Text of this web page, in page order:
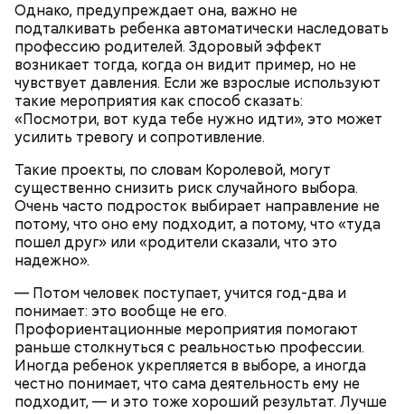
Однако, предупреждает она, важно не
подталкивать ребенка автоматически наследовать
профессию родителей. Здоровый эффект
возникает тогда, когда он видит пример, но не
чувствует давления. Если же взрослые используют
такие мероприятия как способ сказать:
«Посмотри, вот куда тебе нужно идти», это может
усилить тревогу и сопротивление.
Такие проекты, по словам Королевой, могут
существенно снизить риск случайного выбора.
Очень часто подросток выбирает направление не
потому, что оно ему подходит, а потому, что «туда
пошел друг» или «родители сказали, что это
надежно».
— Потом человек поступает, учится год-два и
понимает: это вообще не его.
Профориентационные мероприятия помогают
раньше столкнуться с реальностью профессии.
Иногда ребенок укрепляется в выборе, а иногда
честно понимает, что сама деятельность ему не
подходит, — и это тоже хороший результат. Лучше
По словам врача, тушенка полезнее колбасы,
потому что является отварным и герметично
Если после вскрытия переложить тушенку в
другую посуду, она не будет портиться сутки или
двое, добавила Русакова. В противном случае при
вскрытии происходят процессы окисления, и
металлическая упаковка начинает оказывать
негативное влияние на мясо, заключила специалист.
— Для сервировки салата необходимо выложить
все ингредиенты в чашу, поджарить слайсы сыра
на сковороде и выложить их на салат, — дополнил